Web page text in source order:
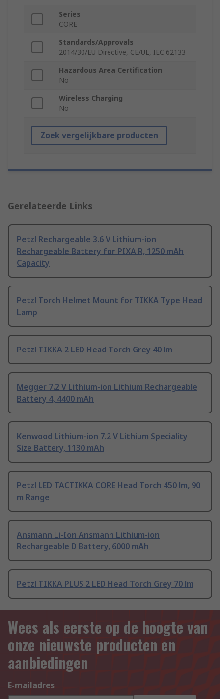
Series
CORE
Standards/Approvals
2014/30/EU Directive, CE/UL, IEC 62133
Hazardous Area Certification
No
Wireless Charging
No
Zoek vergelijkbare producten
Gerelateerde Links
Petzl Rechargeable 3.6 V Lithium-ion
Rechargeable Battery for PIXA R, 1250 mAh
Capacity
Petzl Torch Helmet Mount for TIKKA Type Head
Lamp
Petzl TIKKA 2 LED Head Torch Grey 40 lm
Megger 7.2 V Lithium-ion Lithium Rechargeable
Battery 4, 4400 mAh
Kenwood Lithium-ion 7.2 V Lithium Speciality
Size Battery, 1130 mAh
Petzl LED TACTIKKA CORE Head Torch 450 lm, 90
m Range
Ansmann Li-Ion Ansmann Lithium-ion
Rechargeable D Battery, 6000 mAh
Petzl TIKKA PLUS 2 LED Head Torch Grey 70 lm
Wees als eerste op de hoogte van
onze nieuwste producten en
aanbiedingen
E-mailadres